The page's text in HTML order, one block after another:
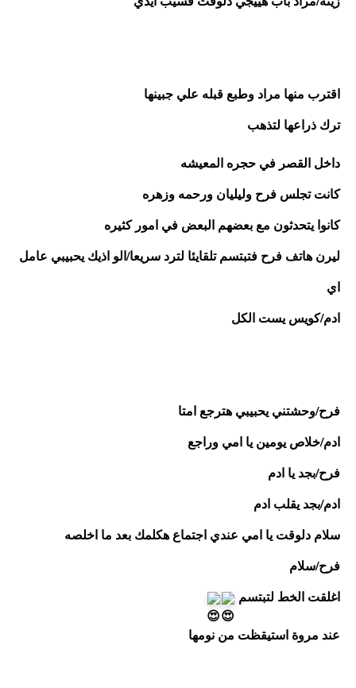
اقترب منها مراد وطبع قبله علي جبينها
ترك ذراعها لتذهب
داخل القصر في حجره المعيشه
كانت تجلس فرح وليليان ورحمه وزهره
كانوا يتحدثون مع بعضهم البعض في امور كثيره
اي
ادم/كويس يست الكل
فرح/وحشتني يحبيبي هترجع امتا
ادم/خلاص يومين يا امي وراجع
فرح/بجد يا ادم
ادم/بجد يقلب ادم
سلام دلوقت يا امي عندي اجتماع هكلمك بعد ما اخلصه
فرح/سلام
اغلقت الخط لتبتسم
عند مروة استيقظت من نومها